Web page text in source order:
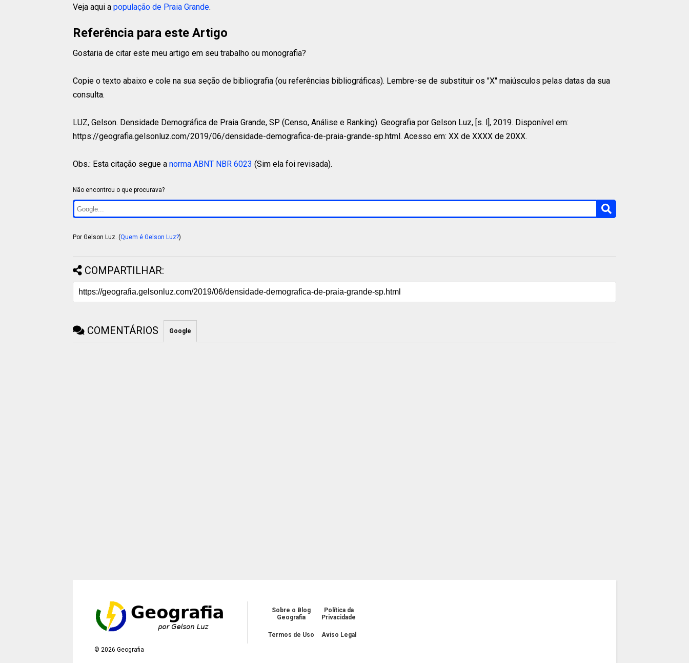
Veja aqui a população de Praia Grande.
Referência para este Artigo
Gostaria de citar este meu artigo em seu trabalho ou monografia?
Copie o texto abaixo e cole na sua seção de bibliografia (ou referências bibliográficas). Lembre-se de substituir os "X" maiúsculos pelas datas da sua
consulta.
LUZ, Gelson. Densidade Demográfica de Praia Grande, SP (Censo, Análise e Ranking). Geografia por Gelson Luz, [s. l], 2019. Disponível em:
https://geografia.gelsonluz.com/2019/06/densidade-demografica-de-praia-grande-sp.html. Acesso em: XX de XXXX de 20XX.
Obs.: Esta citação segue a norma ABNT NBR 6023 (Sim ela foi revisada).
Não encontrou o que procurava?
Por Gelson Luz. (Quem é Gelson Luz?)
COMPARTILHAR:
COMENTÁRIOS Google
©2026 Geografia
Sobre o Blog
Geografia
Política da
Privacidade
Termos de Uso Aviso Legal